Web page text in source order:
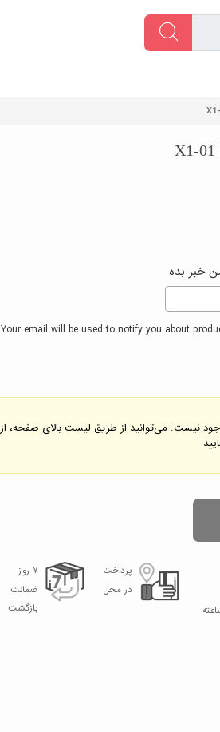
خبر بده
Your email will be used to notify you about
نیست. می‌توانید از طریق لیست بالای صفحه، از
پرداخت
در محل
۷ روز
ضمانت
بازگشت